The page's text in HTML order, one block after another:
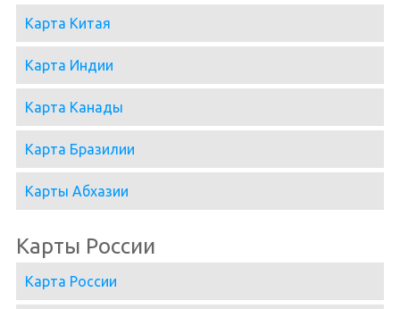
Карта Китая
Карта Индии
Карта Канады
Карта Бразилии
Карты Абхазии
Карты России
Карта России